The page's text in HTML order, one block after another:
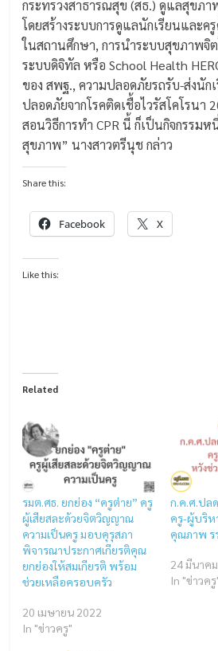
กระทรวงสาธารณสุข (สธ.) ดูแลสุขภา
โดยสร้างระบบการดูแลนักเรียนและค
ในสถานศึกษา, การนำระบบสุขภาพจิ
ระบบดิจิทัล หรือ School Health
ของ สพฐ., ความปลอดภัยรถรับ-ส่งนัก
ปลอดภัยจากโรคติดเชื้อไวรัสโคโรนา
สอนวิธีการทำ CPR นี้ ก็เป็นกิจกรรม
สุขภาพ” นางสาวตรีนุช กล่าว
Share this:
Facebook X
Like this:
Related
รมต.ศธ. ยกย่อง “ครูต่าย” ครู
ผู้เสียสละด้วยจิตวิญญาณ
ความเป็นครู มอบคุรุสภา
พิจารณาประกาศเกียรติคุณ
ยกย่องให้สมเกียรติ พร้อม
ช่วยเหลือครอบครัว
20 เมษายน 2022
In "ข่าวครู"
ก.ค.ศ.ปล
ครู-ผู้บริห
คุณภาพ ร
24 มีนาค
In "ข่าวค